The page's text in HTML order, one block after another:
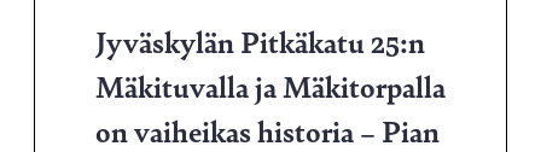
Jyväskylän Pitkäkatu 25:n
Mäkituvalla ja Mäkitorpalla
on vaiheikas historia – Pian